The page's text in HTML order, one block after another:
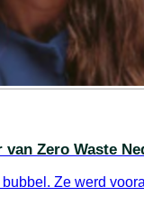
Zero Waste
Ze werd